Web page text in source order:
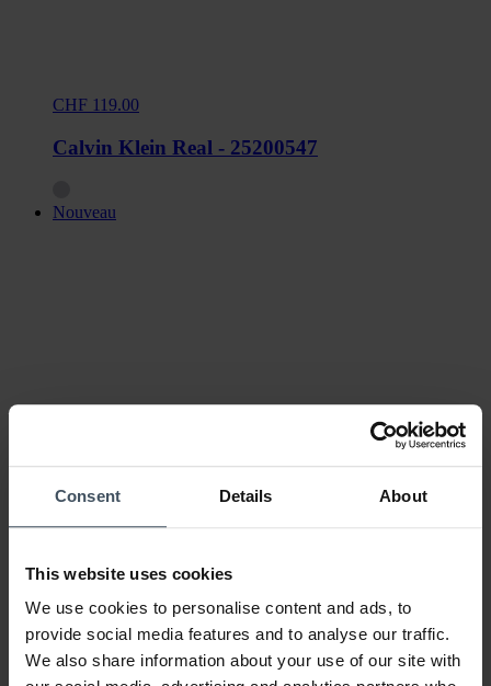
Consent Details About
This website uses cookies
We use cookies to personalise content and ads, to
provide social media features and to analyse our traffic.
We also share information about your use of our site with
CHF 119.00
Calvin Klein Real - 25200547
Nouveau
CHF 199.00
Calvin Klein Gauge - 25200563
Nouveau